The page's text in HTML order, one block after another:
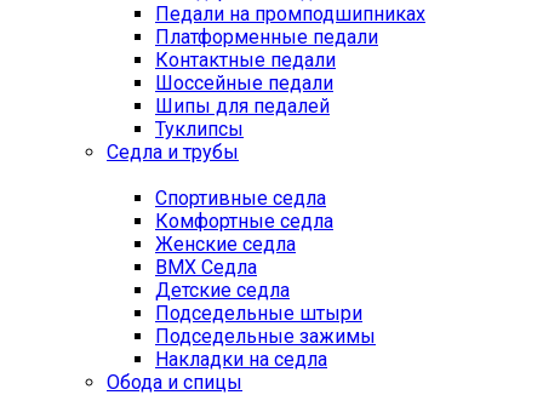
Педали на промподшипниках
Платформенные педали
Контактные педали
Шоссейные педали
Шипы для педалей
Туклипсы
Седла и трубы
Спортивные седла
Комфортные седла
Женские седла
BMX Седла
Детские седла
Подседельные штыри
Подседельные зажимы
Накладки на седла
Обода и спицы